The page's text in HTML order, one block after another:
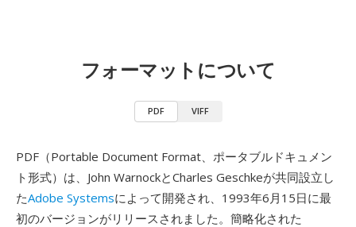
フォーマットについて
PDF VIFF
PDF（Portable Document Format、ポータブルドキュメン
ト形式）は、John WarnockとCharles Geschkeが共同設立し
たAdobe Systemsによって開発され、1993年6月15日に最
初のバージョンがリリースされました。簡略化された